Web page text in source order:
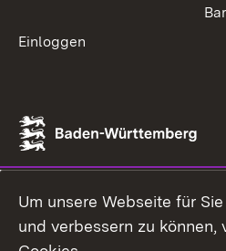
Einloggen
Um unsere Webseite für
und verbessern zu können,